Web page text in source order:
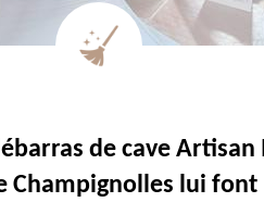
de cave Artisan
Champignolles lui font